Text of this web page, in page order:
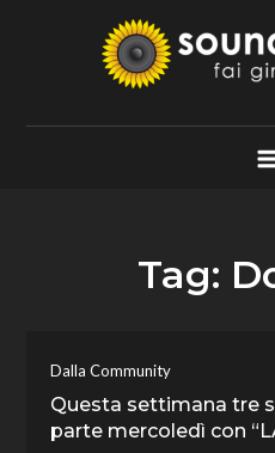
Soundflower.it
Fai Girare Musica
Tag:
Dalla Community
Questa settimana tre
parte mercoledì con